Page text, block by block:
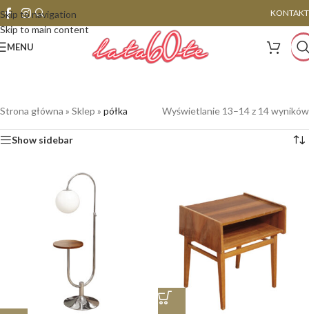
Skip to navigation
Skip to main content
KONTAKT
MENU
Strona główna » Sklep » półka Wyświetlanie 13–14 z 14 wyników
Show sidebar